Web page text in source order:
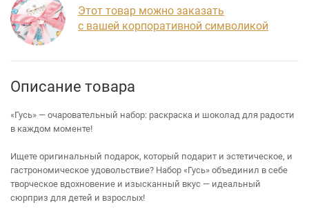
Этот товар можно заказать
с вашей корпоративной символикой
Описание товара
«Гусь» — очаровательный набор: раскраска и шоколад для радости
в каждом моменте!
Ищете оригинальный подарок, который подарит и эстетическое, и
гастрономическое удовольствие? Набор «Гусь» объединил в себе
творческое вдохновение и изысканный вкус — идеальный
сюрприз для детей и взрослых!